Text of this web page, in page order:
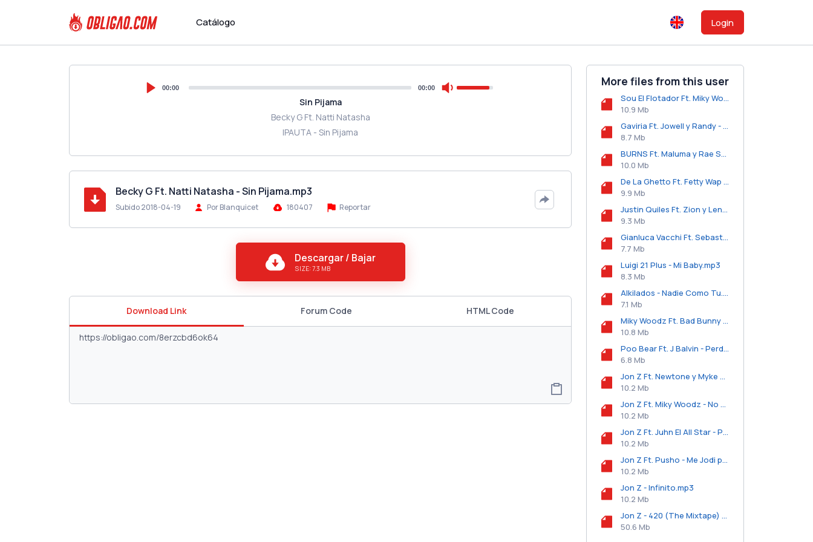
Catálogo Login
00:00 00:00
Sin Pijama
Becky G Ft. Natti Natasha
IPAUTA - Sin Pijama
Becky G Ft. Natti Natasha - Sin Pijama.mp3
Subido 2018-04-19 Por Blanquicet 180407 Reportar
Descargar / Bajar
SIZE: 7.3 MB
Download Link Forum Code HTML Code
More files from this user
Sou El Flotador Ft. Miky Woodz y Juhn - Estrellita Fugaz.mp3
10.9 Mb
Gaviria Ft. Jowell y Randy - No Te Quedes En Casa.mp3
8.7 Mb
BURNS Ft. Maluma y Rae Sremmurd - Hands On Me.mp3
10.0 Mb
De La Ghetto Ft. Fetty Wap - F.L.Y.mp3
9.9 Mb
Justin Quiles Ft. Zion y Lennox - No Quiero Amarte.mp3
9.3 Mb
Gianluca Vacchi Ft. Sebastian Yatra - Love.mp3
7.7 Mb
Luigi 21 Plus - Mi Baby.mp3
8.3 Mb
Alkilados - Nadie Como Tu.mp3
7.1 Mb
Miky Woodz Ft. Bad Bunny - Estamos Clear.mp3
10.8 Mb
Poo Bear Ft. J Balvin - Perdido.mp3
6.8 Mb
Jon Z Ft. Newtone y Myke Towers - 420.mp3
10.2 Mb
Jon Z Ft. Miky Woodz - No Varillas.mp3
10.2 Mb
Jon Z Ft. Juhn El All Star - Poli Molly Mari.mp3
10.2 Mb
Jon Z Ft. Pusho - Me Jodi por Lo Mio.mp3
10.2 Mb
Jon Z - Infinito.mp3
10.2 Mb
Jon Z - 420 (The Mixtape) (2018).zip
50.6 Mb